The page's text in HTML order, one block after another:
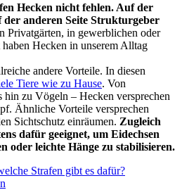
Hecken nicht fehlen. Auf der
der anderen Seite Strukturgeber
Privatgärten, in gewerblichen oder
Hecken in unserem Alltag
andere Vorteile. In diesen
Tiere wie zu Hause. Von
hin zu Vögeln – Hecken versprechen
Ähnliche Vorteile versprechen
Sichtschutz einräumen. Zugleich
dafür geeignet, um Eidechsen
oder leichte Hänge zu stabilisieren.
Strafen gibt es dafür?